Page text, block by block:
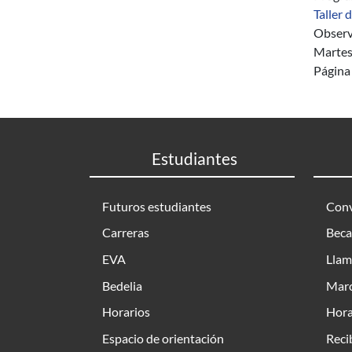
Taller
Estudiantes
Futuros estudiantes
Carreras
EVA
Bedelia
Horarios
Espacio de orientación